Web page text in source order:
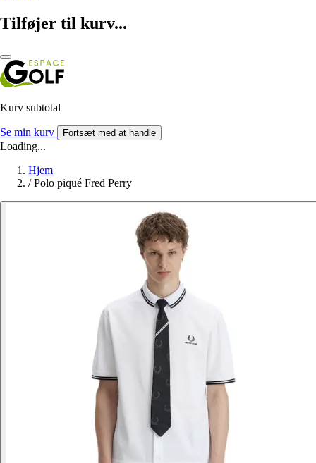
Tilføjer til kurv...
Kurv subtotal
Se min kurv Fortsæt med at handle
Loading...
Hjem
/ Polo piqué Fred Perry